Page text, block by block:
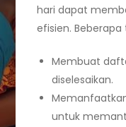
hari dapat
efisien.
Membuat
diselesaikan.
untuk